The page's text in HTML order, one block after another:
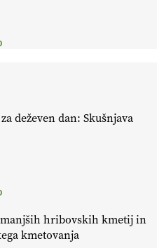
UKRAJINA vs.
ekološka kmetija
VLOG Okus je
ekološka kmetija PR'
deževen dan: Skušnjava
hribovskih kmetij in
kmetovanja